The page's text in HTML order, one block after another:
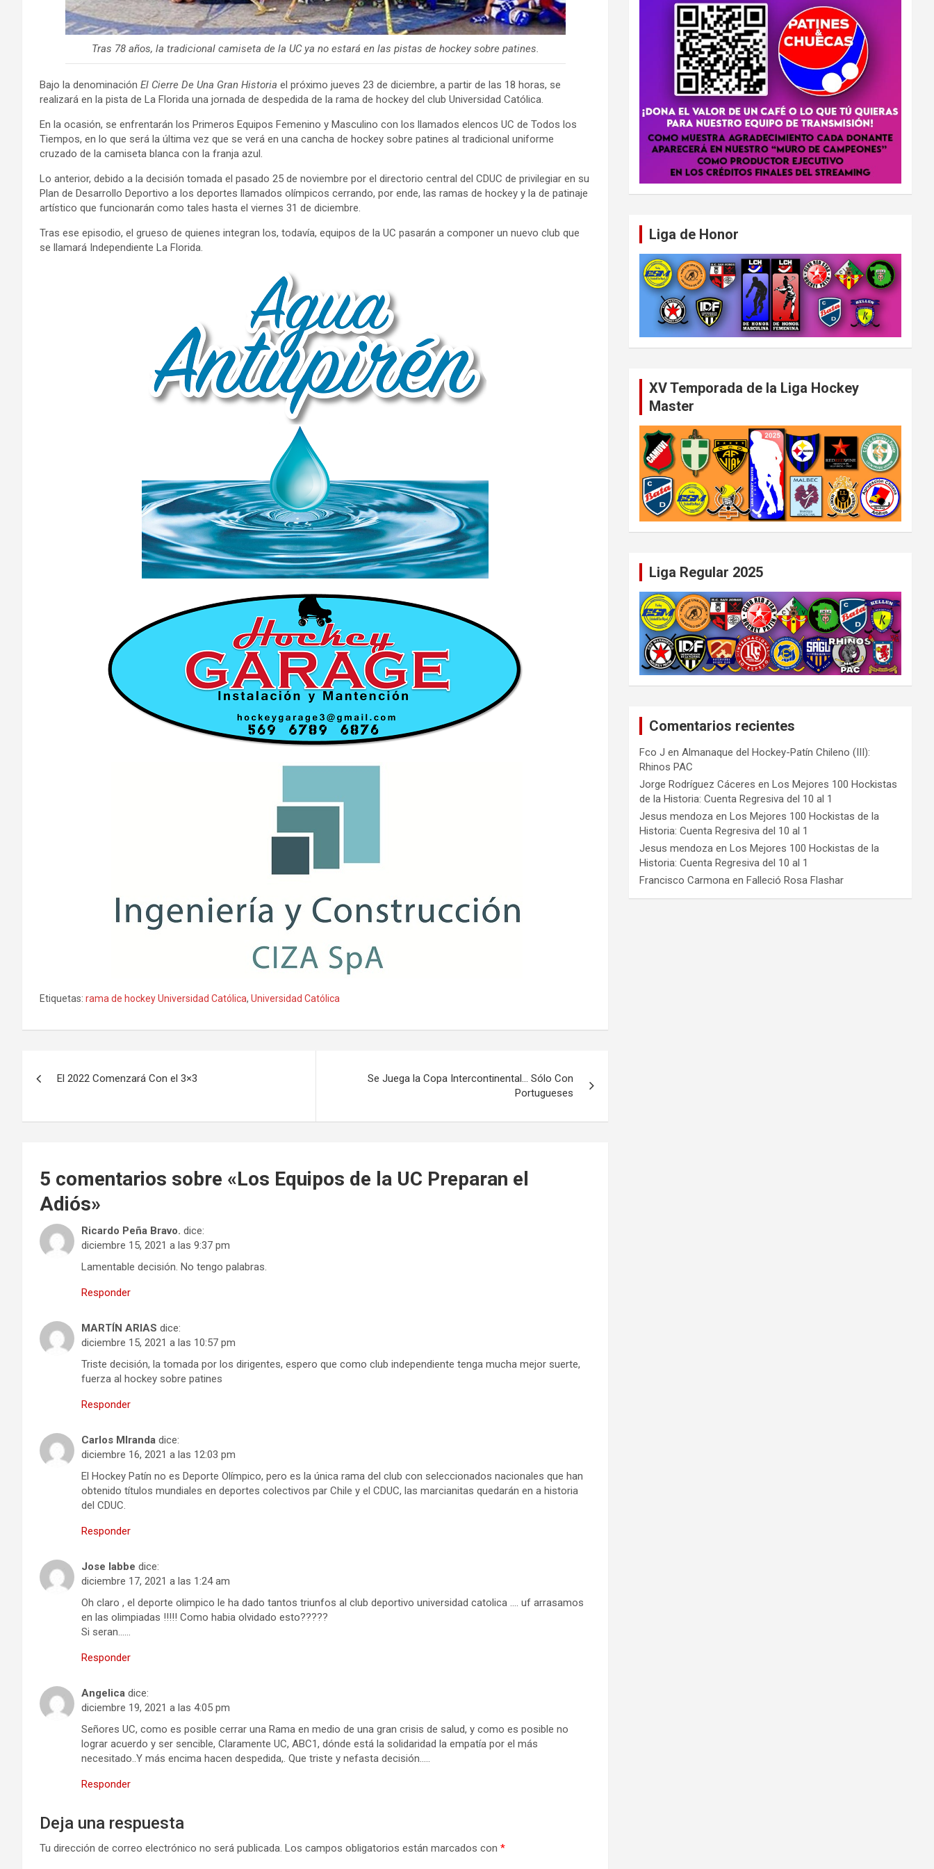
Tras 78 años, la tradicional camiseta de la UC ya no estará en las pistas de hockey sobre patines.
Bajo la denominación El Cierre De Una Gran Historia el próximo jueves 23 de diciembre, a partir de las 18 horas, se
realizará en la pista de La Florida una jornada de despedida de la rama de hockey del club Universidad Católica.
En la ocasión, se enfrentarán los Primeros Equipos Femenino y Masculino con los llamados elencos UC de Todos los
Tiempos, en lo que será la última vez que se verá en una cancha de hockey sobre patines al tradicional uniforme
cruzado de la camiseta blanca con la franja azul.
Lo anterior, debido a la decisión tomada el pasado 25 de noviembre por el directorio central del CDUC de privilegiar en su
Plan de Desarrollo Deportivo a los deportes llamados olímpicos cerrando, por ende, las ramas de hockey y la de patinaje
artístico que funcionarán como tales hasta el viernes 31 de diciembre.
Tras ese episodio, el grueso de quienes integran los, todavía, equipos de la UC pasarán a componer un nuevo club que
se llamará Independiente La Florida.
Etiquetas: rama de hockey Universidad Católica, Universidad Católica
entradas
El 2022 Comenzará Con el 3×3
Se Juega la Copa Intercontinental… Sólo Con
Portugueses
5 comentarios sobre «Los Equipos de la UC Preparan el
Adiós»
Ricardo Peña Bravo. dice:
diciembre 15, 2021 a las 9:37 pm
Lamentable decisión. No tengo palabras.
Responder
MARTÍN ARIAS dice:
diciembre 15, 2021 a las 10:57 pm
Triste decisión, la tomada por los dirigentes, espero que como club independiente tenga mucha mejor suerte,
fuerza al hockey sobre patines
Responder
Carlos MIranda dice:
diciembre 16, 2021 a las 12:03 pm
El Hockey Patín no es Deporte Olímpico, pero es la única rama del club con seleccionados nacionales que han
obtenido títulos mundiales en deportes colectivos par Chile y el CDUC, las marcianitas quedarán en a historia
del CDUC.
Responder
Jose labbe dice:
diciembre 17, 2021 a las 1:24 am
Oh claro , el deporte olimpico le ha dado tantos triunfos al club deportivo universidad catolica …. uf arrasamos
en las olimpiadas !!!!! Como habia olvidado esto?????
Si seran……
Responder
Angelica dice:
diciembre 19, 2021 a las 4:05 pm
Señores UC, como es posible cerrar una Rama en medio de una gran crisis de salud, y como es posible no
lograr acuerdo y ser sencible, Claramente UC, ABC1, dónde está la solidaridad la empatía por el más
necesitado..Y más encima hacen despedida,. Que triste y nefasta decisión…..
Responder
Deja una respuesta
Tu dirección de correo electrónico no será publicada. Los campos obligatorios están marcados con *
Liga de Honor
XV Temporada de la Liga Hockey
Master
Liga Regular 2025
Comentarios recientes
Fco J enAlmanaque del Hockey-Patín Chileno (III):
Rhinos PAC
Jorge Rodríguez Cáceres enLos Mejores 100 Hockistas
de la Historia: Cuenta Regresiva del 10 al 1
Jesus mendoza enLos Mejores 100 Hockistas de la
Historia: Cuenta Regresiva del 10 al 1
Jesus mendoza enLos Mejores 100 Hockistas de la
Historia: Cuenta Regresiva del 10 al 1
Francisco Carmona enFalleció Rosa Flashar